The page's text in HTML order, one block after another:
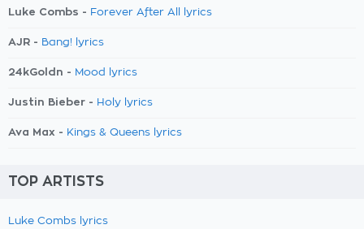
Luke Combs - Forever After All lyrics
AJR - Bang! lyrics
24kGoldn - Mood lyrics
Justin Bieber - Holy lyrics
Ava Max - Kings & Queens lyrics
TOP ARTISTS
Luke Combs lyrics